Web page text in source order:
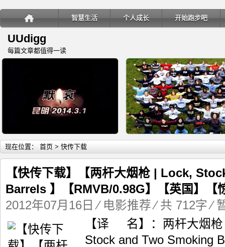
智慧生活 个人成长 开始跑步吧
UUdigg
每篇文章都值得一读
详细内容
教你如何应对恐怖袭击 移民三年，一个穷人在美国
现在位置： 首页 > 快传下载
【快传下载】【两杆大烟枪 | Lock,
Barrels 】【RMVB/0.98G】【英国】【
2012年07月16日 ⁄ 电影推荐⁄ 共 712字⁄
【译 名】：两杆大烟
Stock and Two